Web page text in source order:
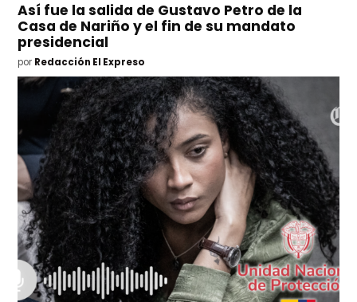
Así fue la salida de Gustavo Petro de la
Casa de Nariño y el fin de su mandato
presidencial
por Redacción El Expreso